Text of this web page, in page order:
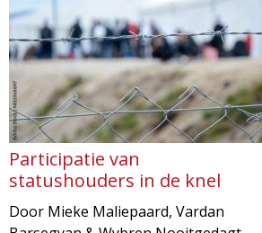
i
o
l
o
g
d
m
e
n
u
Participatie van
statushouders in de knel
Door Mieke Maliepaard, Vardan